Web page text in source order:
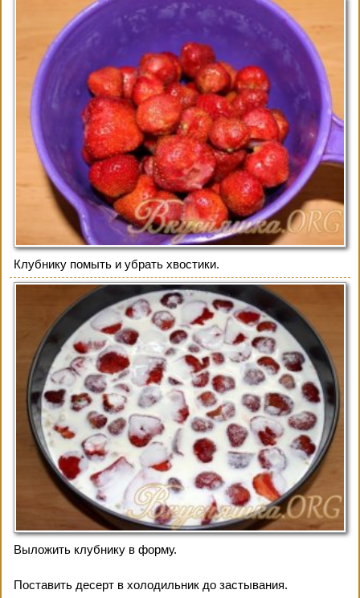
Клубнику помыть и убрать хвостики.
Выложить клубнику в форму.
Поставить десерт в холодильник до застывания.